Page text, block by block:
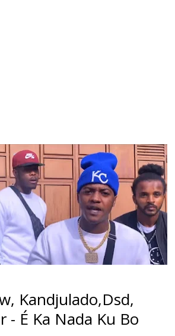
Kandjulado,Dsd,
- É Ka Nada Ku Bo